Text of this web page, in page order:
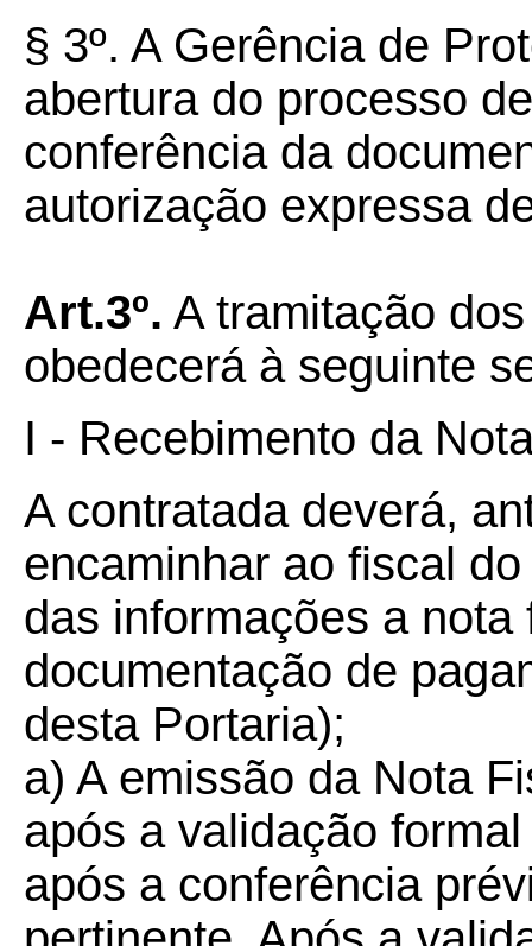
§ 3º. A Gerência de
abertura do processo
conferência da
autorização expressa
Art.3º. A tramitação
obedecerá à seguinte
I - Recebimento da
A contratada deverá,
encaminhar ao fiscal
das informações a nota
documentação de
desta Portaria);
a) A emissão da Nota
após a validação
após a conferência